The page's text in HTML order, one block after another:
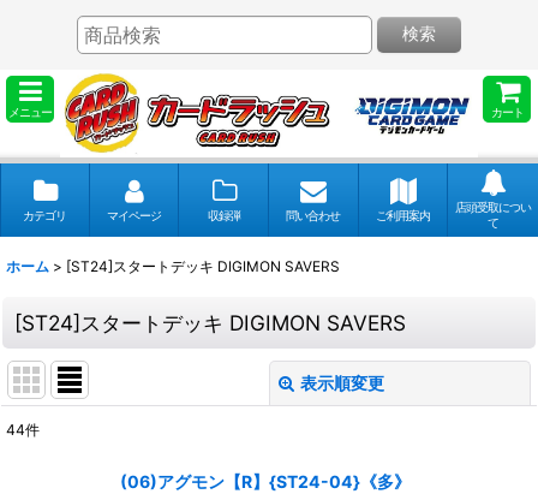
メニュー カート
検索
カテゴリ マイページ 収録弾 問い合わせ ご利用案内
店頭受取につい
て
ホーム > [ST24]スタートデッキ DIGIMON SAVERS
[ST24]スタートデッキ DIGIMON SAVERS
表示順変更
44件
(06)アグモン【R】{ST24-04}《多》